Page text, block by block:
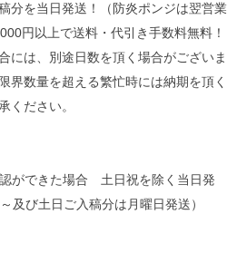
分を当日発送！（防炎ポンジは翌営業
円以上で送料・代引き手数料無料！
には、別途日数を頂く場合がございま
界数量を超える繁忙時には納期を頂く
ください。
ができた場合 土日祝を除く当日発
び土日ご入稿分は月曜日発送）